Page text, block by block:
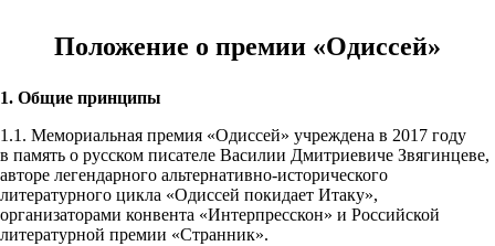
Положение о премии «Одиссей»
1. Общие принципы
1.1. Мемориальная премия «Одиссей» учреждена в 2017 году
в память о русском писателе Василии Дмитриевиче Звягинцеве,
авторе легендарного альтернативно-исторического
литературного цикла «Одиссей покидает Итаку»,
организаторами конвента «Интерпресскон» и Российской
литературной премии «Странник».